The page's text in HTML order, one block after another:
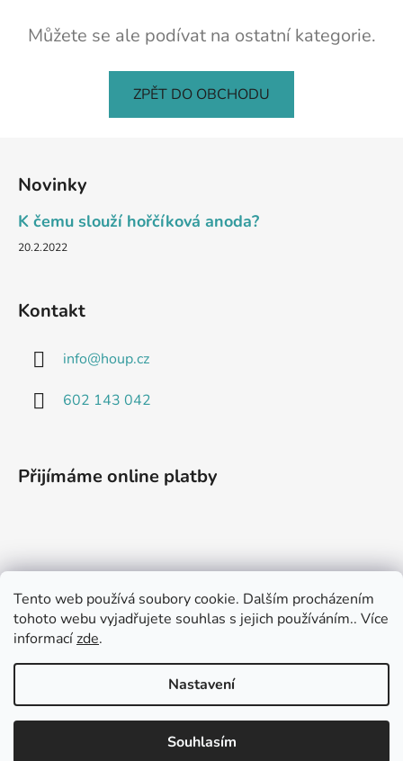
Tento web používá soubory cookie. Dalším procházením
tohoto webu vyjadřujete souhlas s jejich používáním.. Více
informacízde.
Nastavení
Souhlasím
Můžete se ale podívat na ostatní kategorie.
ZPĚT DO OBCHODU
Novinky
K čemu slouží hořčíková anoda?
20.2.2022
Kontakt
info@houp.cz
602 143 042
Přijímáme online platby
Nákupní košík
Vytvořil Shoptet
Zahřejeme.cz Bojlery a výměníky na